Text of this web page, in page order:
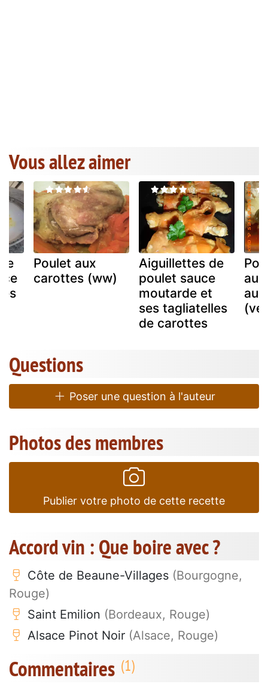
Vous allez aimer
Poulet aux
carottes (ww)
Aiguillettes de
poulet sauce
moutarde et
ses tagliatelles
de carottes
Questions
Poser une question à l'auteur
Photos des membres
Publier votre photo de cette recette
Accord vin : Que boire avec ?
Côte de Beaune-Villages (Bourgogne,
Rouge)
Saint Emilion (Bordeaux, Rouge)
Alsace Pinot Noir (Alsace, Rouge)
Commentaires